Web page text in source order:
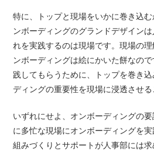
特に、トップと現場をいかに巻き込
ンボーディングのグランドデザイン
れを実践するのは現場です。現場の
ンボーディングは絵にかいた餅なの
践してもらうために、トップを巻き
ディングの重要性を現場に浸透させる
いずれにせよ、オンボーディングの
に多忙な現場にオンボーディングを
組みづくりとサポートが人事部には求